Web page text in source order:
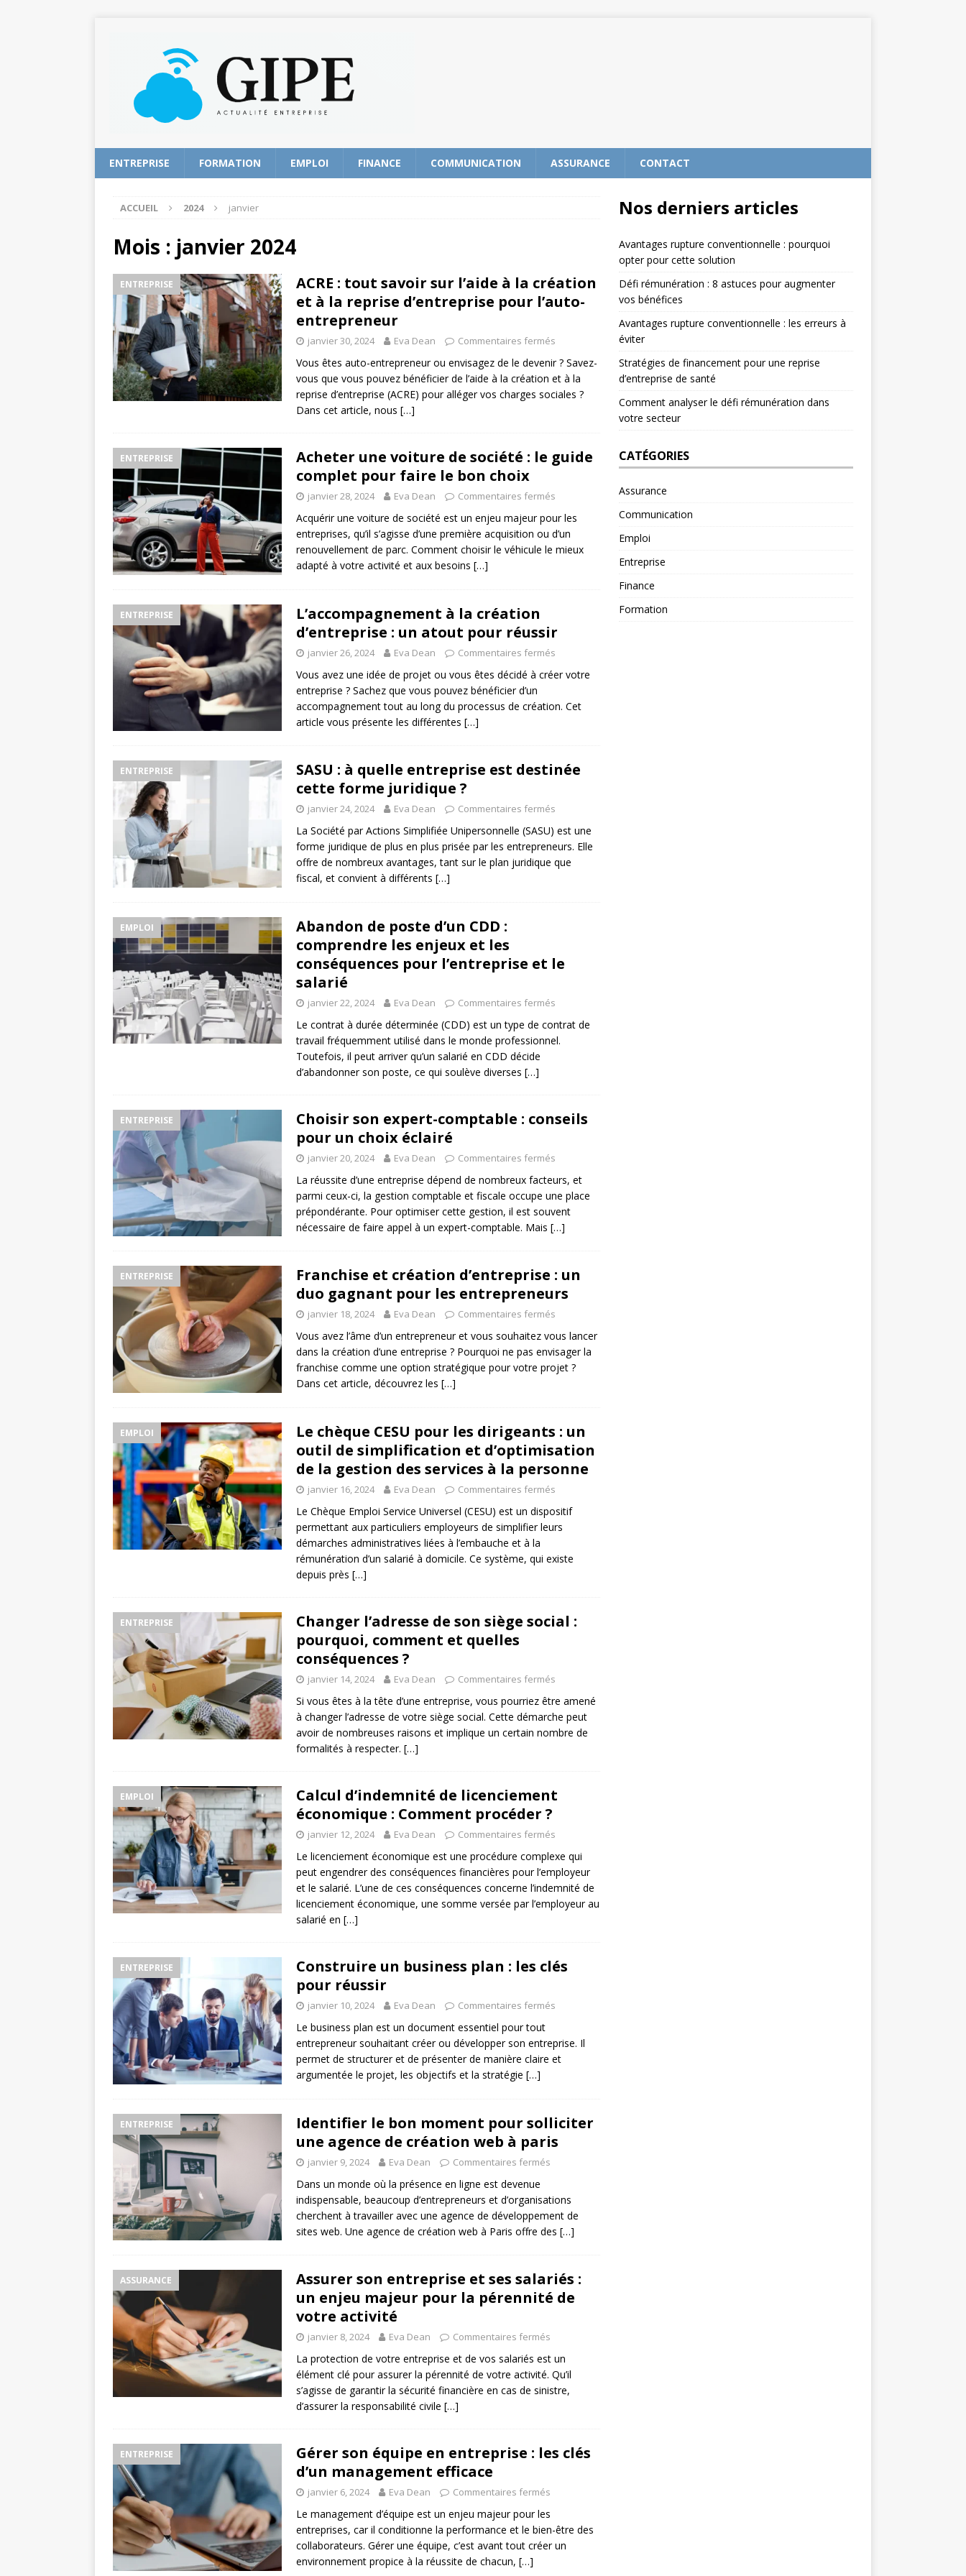
ENTREPRISE FORMATION EMPLOI FINANCE COMMUNICATION ASSURANCE CONTACT
ACCUEIL 2024 janvier
Mois : janvier 2024
ENTREPRISE
ACRE : tout savoir sur l’aide à la création
et à la reprise d’entreprise pour l’auto-
entrepreneur
janvier 30, 2024 Eva Dean Commentaires fermés
Vous êtes auto-entrepreneur ou envisagez de le devenir ? Savez-
vous que vous pouvez bénéficier de l’aide à la création et à la
reprise d’entreprise (ACRE) pour alléger vos charges sociales ?
Dans cet article, nous […]
ENTREPRISE
Acheter une voiture de société : le guide
complet pour faire le bon choix
janvier 28, 2024 Eva Dean Commentaires fermés
Acquérir une voiture de société est un enjeu majeur pour les
entreprises, qu’il s’agisse d’une première acquisition ou d’un
renouvellement de parc. Comment choisir le véhicule le mieux
adapté à votre activité et aux besoins […]
ENTREPRISE
L’accompagnement à la création
d’entreprise : un atout pour réussir
janvier 26, 2024 Eva Dean Commentaires fermés
Vous avez une idée de projet ou vous êtes décidé à créer votre
entreprise ? Sachez que vous pouvez bénéficier d’un
accompagnement tout au long du processus de création. Cet
article vous présente les différentes […]
ENTREPRISE
SASU : à quelle entreprise est destinée
cette forme juridique ?
janvier 24, 2024 Eva Dean Commentaires fermés
La Société par Actions Simplifiée Unipersonnelle (SASU) est une
forme juridique de plus en plus prisée par les entrepreneurs. Elle
offre de nombreux avantages, tant sur le plan juridique que
fiscal, et convient à différents […]
EMPLOI
Abandon de poste d’un CDD :
comprendre les enjeux et les
conséquences pour l’entreprise et le
salarié
janvier 22, 2024 Eva Dean Commentaires fermés
Le contrat à durée déterminée (CDD) est un type de contrat de
travail fréquemment utilisé dans le monde professionnel.
Toutefois, il peut arriver qu’un salarié en CDD décide
d’abandonner son poste, ce qui soulève diverses […]
ENTREPRISE
Choisir son expert-comptable : conseils
pour un choix éclairé
janvier 20, 2024 Eva Dean Commentaires fermés
La réussite d’une entreprise dépend de nombreux facteurs, et
parmi ceux-ci, la gestion comptable et fiscale occupe une place
prépondérante. Pour optimiser cette gestion, il est souvent
nécessaire de faire appel à un expert-comptable. Mais […]
ENTREPRISE
Franchise et création d’entreprise : un
duo gagnant pour les entrepreneurs
janvier 18, 2024 Eva Dean Commentaires fermés
Vous avez l’âme d’un entrepreneur et vous souhaitez vous lancer
dans la création d’une entreprise ? Pourquoi ne pas envisager la
franchise comme une option stratégique pour votre projet ?
Dans cet article, découvrez les […]
EMPLOI
Le chèque CESU pour les dirigeants : un
outil de simplification et d’optimisation
de la gestion des services à la personne
janvier 16, 2024 Eva Dean Commentaires fermés
Le Chèque Emploi Service Universel (CESU) est un dispositif
permettant aux particuliers employeurs de simplifier leurs
démarches administratives liées à l’embauche et à la
rémunération d’un salarié à domicile. Ce système, qui existe
depuis près […]
ENTREPRISE
Changer l’adresse de son siège social :
pourquoi, comment et quelles
conséquences ?
janvier 14, 2024 Eva Dean Commentaires fermés
Si vous êtes à la tête d’une entreprise, vous pourriez être amené
à changer l’adresse de votre siège social. Cette démarche peut
avoir de nombreuses raisons et implique un certain nombre de
formalités à respecter. […]
EMPLOI
Calcul d’indemnité de licenciement
économique : Comment procéder ?
janvier 12, 2024 Eva Dean Commentaires fermés
Le licenciement économique est une procédure complexe qui
peut engendrer des conséquences financières pour l’employeur
et le salarié. L’une de ces conséquences concerne l’indemnité de
licenciement économique, une somme versée par l’employeur au
salarié en […]
ENTREPRISE
Construire un business plan : les clés
pour réussir
janvier 10, 2024 Eva Dean Commentaires fermés
Le business plan est un document essentiel pour tout
entrepreneur souhaitant créer ou développer son entreprise. Il
permet de structurer et de présenter de manière claire et
argumentée le projet, les objectifs et la stratégie […]
ENTREPRISE
Identifier le bon moment pour solliciter
une agence de création web à paris
janvier 9, 2024 Eva Dean Commentaires fermés
Dans un monde où la présence en ligne est devenue
indispensable, beaucoup d’entrepreneurs et d’organisations
cherchent à travailler avec une agence de développement de
sites web. Une agence de création web à Paris offre des […]
ASSURANCE
Assurer son entreprise et ses salariés :
un enjeu majeur pour la pérennité de
votre activité
janvier 8, 2024 Eva Dean Commentaires fermés
La protection de votre entreprise et de vos salariés est un
élément clé pour assurer la pérennité de votre activité. Qu’il
s’agisse de garantir la sécurité financière en cas de sinistre,
d’assurer la responsabilité civile […]
ENTREPRISE
Gérer son équipe en entreprise : les clés
d’un management efficace
janvier 6, 2024 Eva Dean Commentaires fermés
Le management d’équipe est un enjeu majeur pour les
entreprises, car il conditionne la performance et le bien-être des
collaborateurs. Gérer une équipe, c’est avant tout créer un
environnement propice à la réussite de chacun, […]
Nos derniers articles
Avantages rupture conventionnelle : pourquoi
opter pour cette solution
Défi rémunération : 8 astuces pour augmenter
vos bénéfices
Avantages rupture conventionnelle : les erreurs à
éviter
Stratégies de financement pour une reprise
d’entreprise de santé
Comment analyser le défi rémunération dans
votre secteur
CATÉGORIES
Assurance
Communication
Emploi
Entreprise
Finance
Formation